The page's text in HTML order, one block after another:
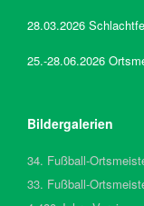
28.03.2026
25.-28.06.2026
Bildergalerien
34. Fußball-
33. Fußball-